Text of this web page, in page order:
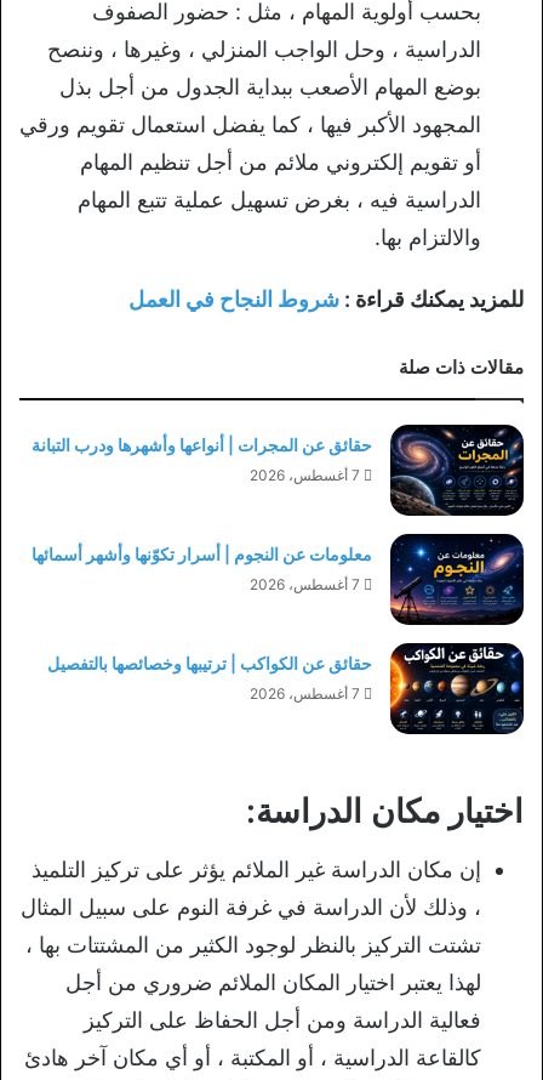
بحسب أولوية المهام ، مثل : حضور الصفوف
الدراسية ، وحل الواجب المنزلي ، وغيرها ، وننصح
بوضع المهام الأصعب ببداية الجدول من أجل بذل
المجهود الأكبر فيها ، كما يفضل استعمال تقويم ورقي
أو تقويم إلكتروني ملائم من أجل تنظيم المهام
الدراسية فيه ، بغرض تسهيل عملية تتبع المهام
والالتزام بها.
للمزيد يمكنك قراءة : شروط النجاح في العمل
مقالات ذات صلة
حقائق عن المجرات | أنواعها وأشهرها ودرب التبانة
7 أغسطس، 2026
معلومات عن النجوم | أسرار تكوّنها وأشهر أسمائها
7 أغسطس، 2026
حقائق عن الكواكب | ترتيبها وخصائصها بالتفصيل
7 أغسطس، 2026
اختيار مكان الدراسة:
إن مكان الدراسة غير الملائم يؤثر على تركيز التلميذ
، وذلك لأن الدراسة في غرفة النوم على سبيل المثال
تشتت التركيز بالنظر لوجود الكثير من المشتتات بها ،
لهذا يعتبر اختيار المكان الملائم ضروري من أجل
فعالية الدراسة ومن أجل الحفاظ على التركيز
كالقاعة الدراسية ، أو المكتبة ، أو أي مكان آخر هادئ